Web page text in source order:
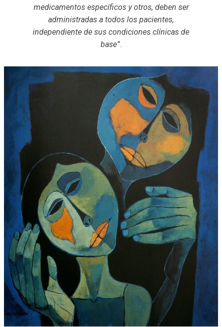
medicamentos específicos y otros, deben ser
administradas a todos los pacientes,
independiente de sus condiciones clínicas de
base”.